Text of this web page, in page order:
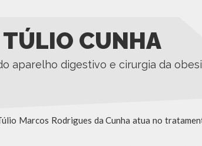
TÚLIO CUNHA
aparelho digestivo e cirurgia da
Marcos Rodrigues da Cunha atua no